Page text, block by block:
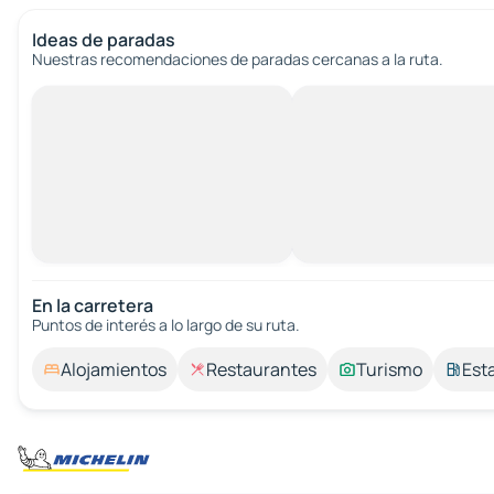
Ideas de paradas
Nuestras recomendaciones de paradas cercanas a la ruta.
En la carretera
Puntos de interés a lo largo de su ruta.
Alojamientos Restaurantes Turismo